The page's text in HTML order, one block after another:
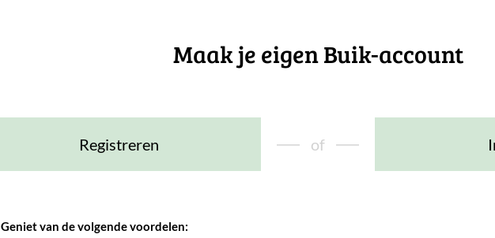
Maak je eigen Buik-account
Registreren of
Geniet van de volgende voordelen: